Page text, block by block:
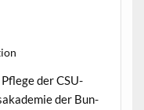
der CSU-
der Bun­